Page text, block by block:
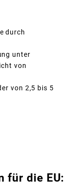
durch
unter
von
von 2,5 bis 5
für die EU: